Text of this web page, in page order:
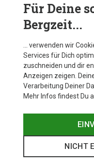
Für Deine
Bergzeit...
… verwenden wir
Services für Dich
zuschneiden und dir
Anzeigen zeigen.
Verarbeitung Deiner
Mehr Infos findest Du
NICHT